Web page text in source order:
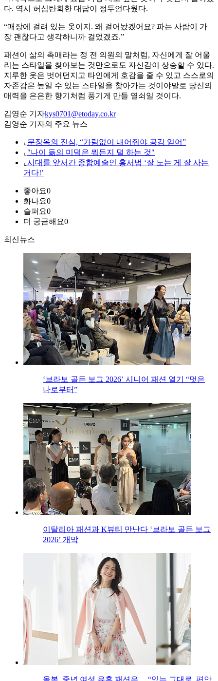
다. 역시 허심탄회한 대답이 정두언다웠다.
“매장에 걸려 있는 옷이지. 왜 걸어놨겠어요? 파는 사람이 가
장 괜찮다고 생각하니까 걸었겠죠.”
패션이 삶의 촉매라는 정 전 의원의 말처럼, 자신에게 잘 어울
리는 스타일을 찾아보는 것만으로도 자신감이 상승할 수 있다.
지루한 옷은 벗어던지고 타인에게 호감을 줄 수 있고 스스로의
자존감은 높일 수 있는 스타일을 찾아가는 것이야말로 당신의
매력을 은은한 향기처럼 풍기게 만들 열쇠일 것이다.
김영순 기자kys0701@etoday.co.kr
김영순 기자의 주요 뉴스
⌞ 문장옥의 진심, “가림없이 내어줘야 공감 얻어”
⌞ "나이 듦의 미덕은 뭐든지 덜 하는 것"
⌞ 시대를 앞서간 종합예술인 홍서범 ‘잘 노는 게 잘 사는
거다!’
좋아요0
화나요0
슬퍼요0
더 궁금해요0
최신뉴스
‘브라보 골든 보그 2026’ 시니어 패션 열기 “멋은
나로부터”
이탈리아 패션과 K뷰티 만난다 ‘브라보 골든 보그
2026’ 개막